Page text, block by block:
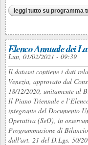
leggi tutto su programma
Elenco Annuale dei
Lun, 01/02/2021 - 09:39
Il dataset contiene i dati
Venezia, approvato dal
18/12/2020, unitamente al
Il Piano Triennale e
integrante del Documento
Operativa (SeO), in
Programmazione di
dall'art. 21 del D.Lgs. 50/